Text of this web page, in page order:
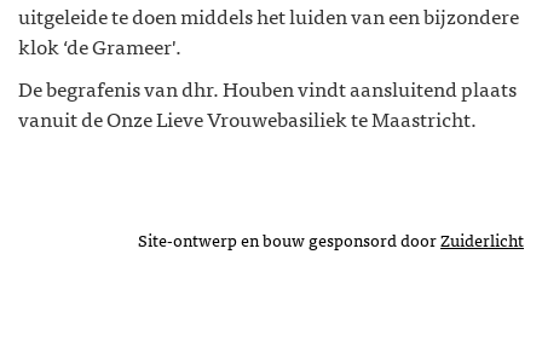
uitgeleide te doen middels het luiden van een bijzondere
klok ‘de Grameer'.
De begrafenis van dhr. Houben vindt aansluitend plaats
vanuit de Onze Lieve Vrouwebasiliek te Maastricht.
Site-ontwerp en bouw gesponsord doorZuiderlicht